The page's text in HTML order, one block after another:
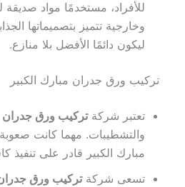
للأفراد، مستخدمًا مواد صديقة
وخارجية تتميز بتصميماتها
ليكون دائمًا الأفضل بلا منازع.
تركيب ورق جدران مبارك الكبير
تعتبر شركةتركيب ورق جدران
والتشطيبات. مهما كانت
مبارك الكبير قادر على تنفيذ
تسعى شركةتركيب ورق جدران